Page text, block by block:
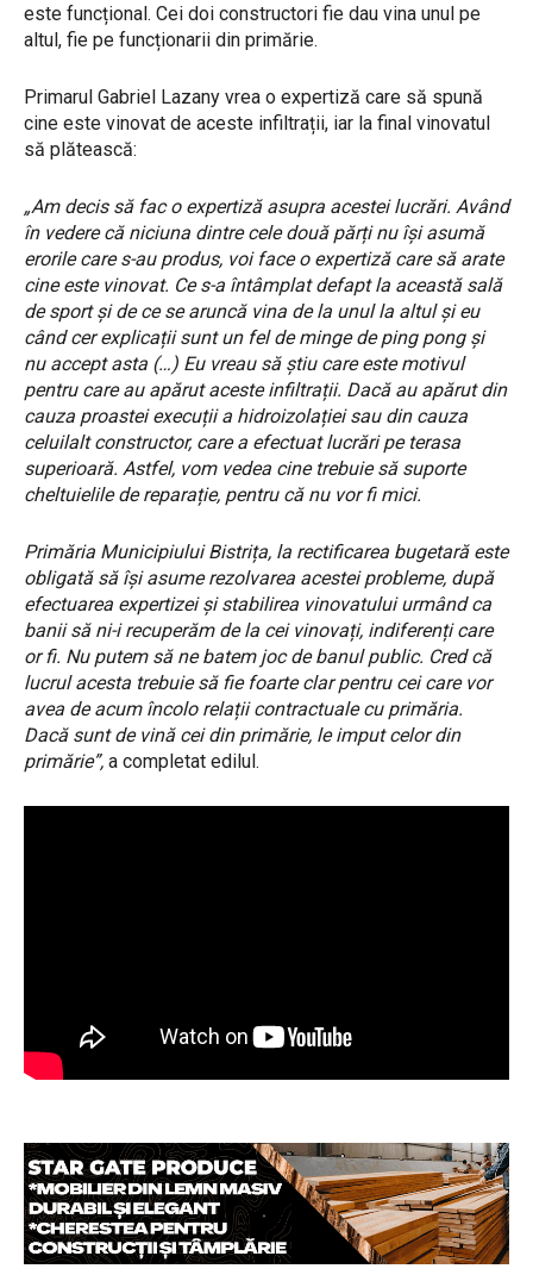
este funcțional. Cei doi constructori fie dau vina unul pe
altul, fie pe funcționarii din primărie.
Primarul Gabriel Lazany vrea o expertiză care să spună
cine este vinovat de aceste infiltrații, iar la final vinovatul
să plătească:
„Am decis să fac o expertiză asupra acestei lucrări. Având
în vedere că niciuna dintre cele două părți nu își asumă
erorile care s-au produs, voi face o expertiză care să arate
cine este vinovat. Ce s-a întâmplat defapt la această sală
de sport și de ce se aruncă vina de la unul la altul și eu
când cer explicații sunt un fel de minge de ping pong și
nu accept asta (…) Eu vreau să știu care este motivul
pentru care au apărut aceste infiltrații. Dacă au apărut din
cauza proastei execuții a hidroizolației sau din cauza
celuilalt constructor, care a efectuat lucrări pe terasa
superioară. Astfel, vom vedea cine trebuie să suporte
cheltuielile de reparație, pentru că nu vor fi mici.
Primăria Municipiului Bistrița, la rectificarea bugetară este
obligată să își asume rezolvarea acestei probleme, după
efectuarea expertizei și stabilirea vinovatului urmând ca
banii să ni-i recuperăm de la cei vinovați, indiferenți care
or fi. Nu putem să ne batem joc de banul public. Cred că
lucrul acesta trebuie să fie foarte clar pentru cei care vor
avea de acum încolo relații contractuale cu primăria.
Dacă sunt de vină cei din primărie, le imput celor din
primărie”, a completat edilul.